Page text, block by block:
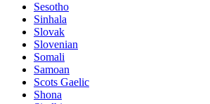
Sesotho
Sinhala
Slovak
Slovenian
Somali
Samoan
Scots Gaelic
Shona